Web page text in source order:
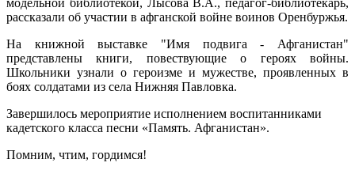
модельной библиотекой, Лысова В.А., педагог-библиотекарь,
рассказали об участии в афганской войне воинов Оренбуржья.
На книжной выставке "Имя подвига - Афганистан"
представлены книги, повествующие о героях войны.
Школьники узнали о героизме и мужестве, проявленных в
боях солдатами из села Нижняя Павловка.
Завершилось мероприятие исполнением воспитанниками
кадетского класса песни «Память. Афганистан».
Помним, чтим, гордимся!